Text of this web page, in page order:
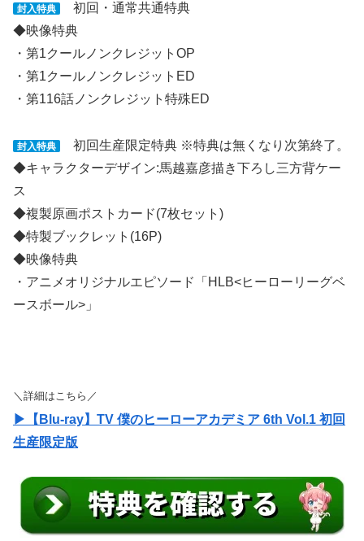
封入特典
初回・通常共通特典
◆映像特典
・第1クールノンクレジットOP
・第1クールノンクレジットED
・第116話ノンクレジット特殊ED
封入特典 初回生産限定特典 ※特典は無くなり次第終了。
◆キャラクターデザイン:馬越嘉彦描き下ろし三方背ケー
ス
◆複製原画ポストカード(7枚セット)
◆特製ブックレット(16P)
◆映像特典
・アニメオリジナルエピソード「HLB<ヒーローリーグベ
ースボール>」
＼詳細はこちら／
▶【Blu-ray】TV 僕のヒーローアカデミア 6th Vol.1 初回
生産限定版